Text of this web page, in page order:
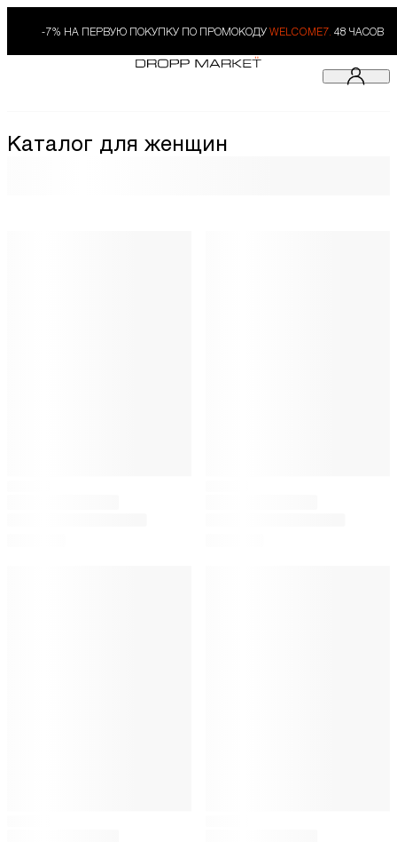
-7% НА ПЕРВУЮ ПОКУПКУ ПО ПРОМОКОДУ WELCOME7. 48 ЧАСОВ
Каталог для женщин